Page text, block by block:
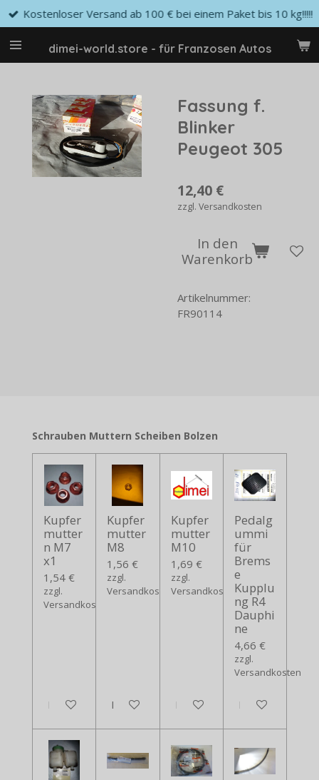
Zum
Hauptinhalt
springendimei-world.store - für Franzosen Autos
Kostenloser Versand ab 100 € bei einem Paket bis 10 kg!!!!!
Fassung f.
Blinker
Peugeot 305
12,40 €
zzgl. Versandkosten
In den
Warenkorb
Artikelnummer:
FR90114
Schrauben Muttern Scheiben Bolzen
Kupfer
mutter
n M7
x1
1,54 €
zzgl.
Versandkosten
In den Warenkorb
Kupfer
mutter
M8
1,56 €
zzgl.
Versandkosten
In den Warenkorb
Kupfer
mutter
M10
1,69 €
zzgl.
Versandkosten
In den Warenkorb
Pedalg
ummi
für
Brems
e
Kupplu
ng R4
Dauphi
ne
4,66 €
zzgl.
Versandkosten
In den